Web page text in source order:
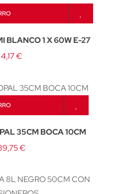
BLANCO 1 X 60W E-27
4,17 €
35CM BOCA 10CM
€